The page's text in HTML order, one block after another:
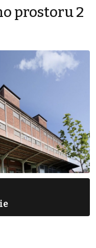
prostoru 2